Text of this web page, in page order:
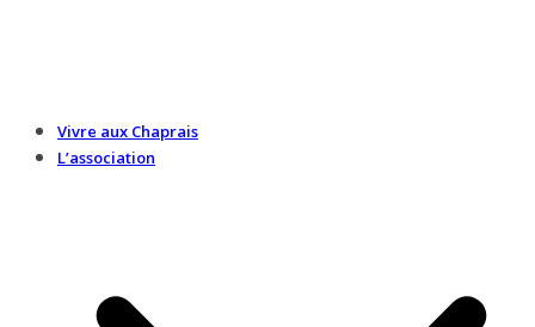
Vivre aux Chaprais
L’association